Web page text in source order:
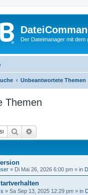
Der Dateimanager mit
Unbeantwortete Themen
Themen
Suche
» Di Mai 26, 2026 6:00 pm » in
» Sa Sep 13, 2025 12:29 pm » in